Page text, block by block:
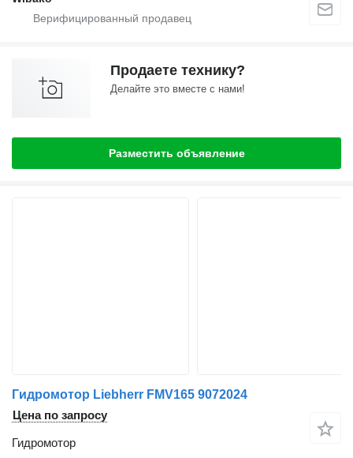
Продаете технику?
Делайте это вместе с нами!
Разместить объявление
Гидромотор Liebherr FMV165 9072024
Цена по запросу
Гидромотор